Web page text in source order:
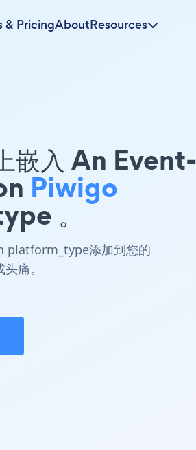
& PricingAboutResources
嵌入 An Event-
Piwigo
。
添加到您的
痛。